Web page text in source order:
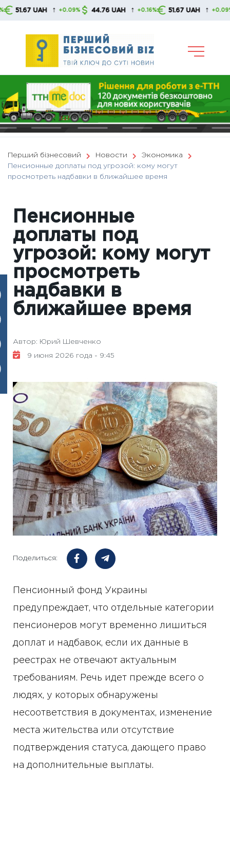
Skip
UAH ↑ +0.09% 44.76 UAH ↑ +0.16% 51.67 UAH ↑ +0.09%
Перший бізнесовий Новости
Экономика
Пенсионные доплаты под угрозой: кому могут
просмотреть надбавки в ближайшее время
Пенсионные
доплаты под
угрозой: кому могут
просмотреть
надбавки в
ближайшее время
Автор: Юрий Шевченко
9 июня 2026 года - 9:45
Поделиться:
Пенсионный фонд Украины
предупреждает, что отдельные категории
пенсионеров могут временно лишиться
доплат и надбавок, если их данные в
реестрах не отвечают актуальным
требованиям. Речь идет прежде всего о
людях, у которых обнаружены
несоответствия в документах, изменение
места жительства или отсутствие
подтверждения статуса, дающего право
на дополнительные выплаты.